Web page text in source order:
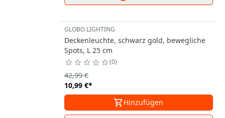
GLOBO LIGHTING
Deckenleuchte, schwarz gold, bewegliche
Spots, L 25 cm
0
10,99 €*
42,99 €
Hinzufügen